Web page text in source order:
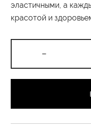
эластичными, а
красотой и
-